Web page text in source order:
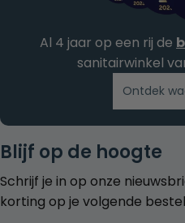
Blijf op de hoogte
Schrijf je in op onze
korting op je volgende
Al 4 jaar op een rij de
sanitairwinkel
Ontdek